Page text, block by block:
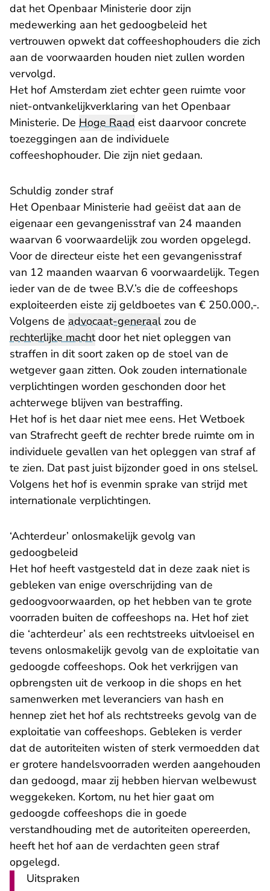
dat het Openbaar Ministerie door zijn
medewerking aan het gedoogbeleid het
vertrouwen opwekt dat coffeeshophouders die zich
aan de voorwaarden houden niet zullen worden
vervolgd.
Het hof Amsterdam ziet echter geen ruimte voor
niet-ontvankelijkverklaring van het Openbaar
Ministerie. De Hoge Raad eist daarvoor concrete
toezeggingen aan de individuele
coffeeshophouder. Die zijn niet gedaan.
Schuldig zonder straf
Het Openbaar Ministerie had geëist dat aan de
eigenaar een gevangenisstraf van 24 maanden
waarvan 6 voorwaardelijk zou worden opgelegd.
Voor de directeur eiste het een gevangenisstraf
van 12 maanden waarvan 6 voorwaardelijk. Tegen
ieder van de de twee B.V.’s die de coffeeshops
exploiteerden eiste zij geldboetes van € 250.000,-.
Volgens de advocaat-generaalzou de
rechterlijke machtdoor het niet opleggen van
straffen in dit soort zaken op de stoel van de
wetgever gaan zitten. Ook zouden internationale
verplichtingen worden geschonden door het
achterwege blijven van bestraffing.
Het hof is het daar niet mee eens. Het Wetboek
van Strafrecht geeft de rechter brede ruimte om in
individuele gevallen van het opleggen van straf af
te zien. Dat past juist bijzonder goed in ons stelsel.
Volgens het hof is evenmin sprake van strijd met
internationale verplichtingen.
‘Achterdeur’ onlosmakelijk gevolg van
gedoogbeleid
Het hof heeft vastgesteld dat in deze zaak niet is
gebleken van enige overschrijding van de
gedoogvoorwaarden, op het hebben van te grote
voorraden buiten de coffeeshops na. Het hof ziet
die ‘achterdeur’ als een rechtstreeks uitvloeisel en
tevens onlosmakelijk gevolg van de exploitatie van
gedoogde coffeeshops. Ook het verkrijgen van
opbrengsten uit de verkoop in die shops en het
samenwerken met leveranciers van hash en
hennep ziet het hof als rechtstreeks gevolg van de
exploitatie van coffeeshops. Gebleken is verder
dat de autoriteiten wisten of sterk vermoedden dat
er grotere handelsvoorraden werden aangehouden
dan gedoogd, maar zij hebben hiervan welbewust
weggekeken. Kortom, nu het hier gaat om
gedoogde coffeeshops die in goede
verstandhouding met de autoriteiten opereerden,
heeft het hof aan de verdachten geen straf
opgelegd.
Uitspraken